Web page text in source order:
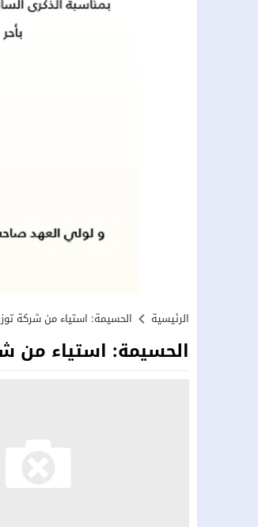
الرئيسية الحسيمة: استياء من شركة
الحسيمة: استياء من